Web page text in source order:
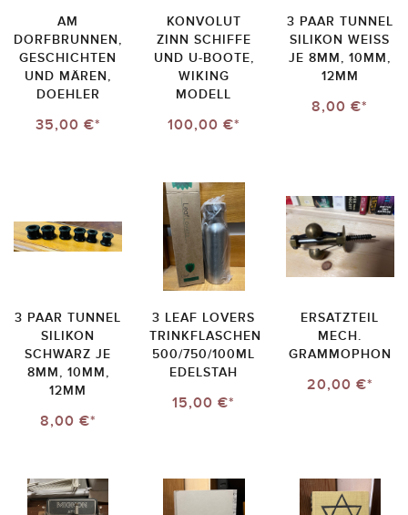
AM
DORFBRUNNEN,
GESCHICHTEN
UND MÄREN,
DOEHLER
35,00 €*
KONVOLUT
ZINN SCHIFFE
UND U-BOOTE,
WIKING
MODELL
100,00 €*
3 PAAR TUNNEL
SILIKON WEISS J
E 8MM, 10MM, 1
2MM
8,00 €*
3 PAAR TUNNEL
SILIKON
SCHWARZ JE
8MM, 10MM,
12MM
8,00 €*
3 LEAF LOVERS
TRINKFLASCHEN
500/750/100ML
EDELSTAH
15,00 €*
ERSATZTEIL
MECH.
GRAMMOPHON
20,00 €*